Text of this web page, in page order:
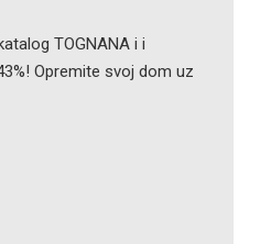
TOGNANA i i
Opremite svoj dom uz